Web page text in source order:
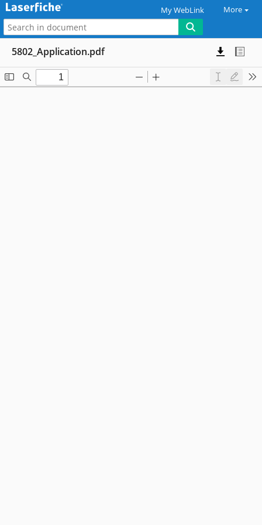
My WebLink More
5802_Application.pdf